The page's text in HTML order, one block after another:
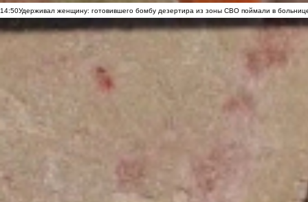
14:50Удерживал женщину: готовившего бомбу дезертира из зоны СВО поймали в